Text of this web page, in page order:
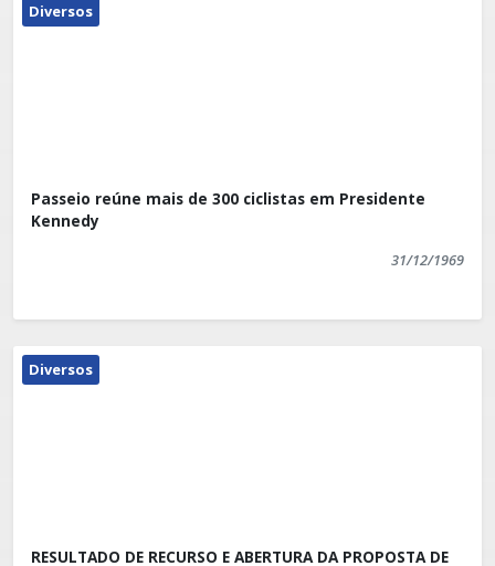
Diversos
Passeio reúne mais de 300 ciclistas em Presidente
Kennedy
31/12/1969
Diversos
RESULTADO DE RECURSO E ABERTURA DA PROPOSTA DE